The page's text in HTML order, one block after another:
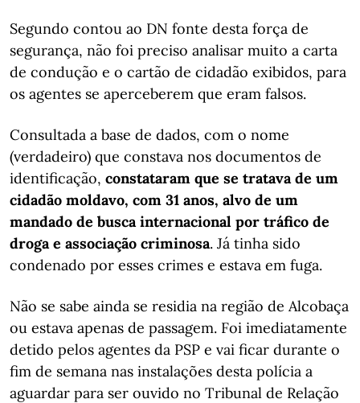
Segundo contou ao DN fonte desta força de
segurança, não foi preciso analisar muito a carta
de condução e o cartão de cidadão exibidos, para
os agentes se aperceberem que eram falsos.
Consultada a base de dados, com o nome
(verdadeiro) que constava nos documentos de
identificação, constataram que se tratava de um
cidadão moldavo, com 31 anos, alvo de um
mandado de busca internacional por tráfico de
droga e associação criminosa. Já tinha sido
condenado por esses crimes e estava em fuga.
Não se sabe ainda se residia na região de Alcobaça
ou estava apenas de passagem. Foi imediatamente
detido pelos agentes da PSP e vai ficar durante o
fim de semana nas instalações desta polícia a
aguardar para ser ouvido no Tribunal de Relação